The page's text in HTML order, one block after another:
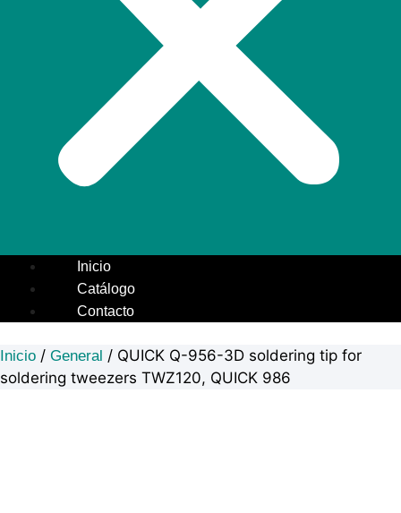
Inicio
Catálogo
Contacto
Inicio / General / QUICK Q-956-3D soldering tip for
soldering tweezers TWZ120, QUICK 986